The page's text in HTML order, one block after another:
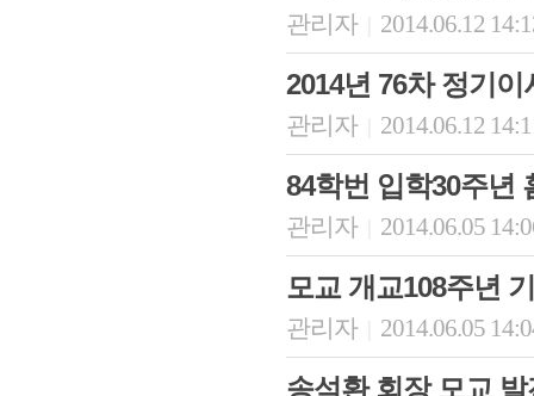
관리자 2014.06.12
2014년 76차 정기이
관리자 2014.06.12
84학번 입학30주년
관리자 2014.06.05
모교 개교108주년
관리자 2014.06.05
송석환 회장 모교